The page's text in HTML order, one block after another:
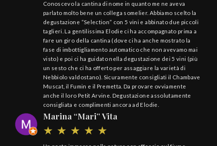
Conoscevo la cantina di nome in quanto me ne aveva
parlato molto bene un collega somelier. Abbiamo scelto la
degustazione “Selection” con 5 vini e abbinato due piccoli
taglieri. La gentilissima Elodie ci ha accompagnato prima a
fare un giro della cantina (dove ci ha anche mostrato la
fase di imbottigliamento automatico che non avevamo mai
visto) e poi ci ha guidato nella degustazione dei 5 vini (più
un sesto che ci ha offerto per assaggiare la varietà di
Nebbiolo valdostano). Sicuramente consigliati il Chambave
Muscat, il Fumin e il Premetta. Da provare ovviamente
anche il loro Petit Arvine. Degustazione assolutamente
consigliata e complimenti ancora ad Elodie.
Marina “Mari” Vita